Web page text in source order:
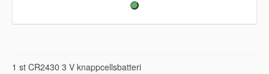
1 st CR2430 3 V knappcellsbatteri